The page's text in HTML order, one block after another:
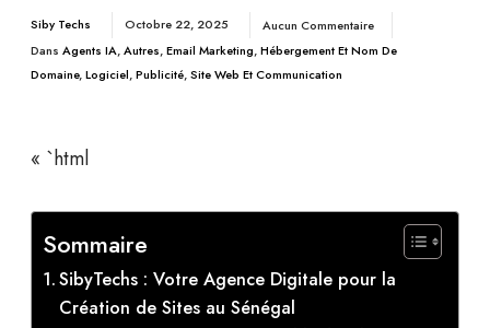
Siby Techs Octobre 22, 2025
Aucun Commentaire
Dans Agents IA,Autres,Email Marketing,Hébergement Et Nom De
Domaine,Logiciel,Publicité,Site Web Et Communication
« `html
Sommaire
SibyTechs : Votre Agence Digitale pour la
Création de Sites au Sénégal